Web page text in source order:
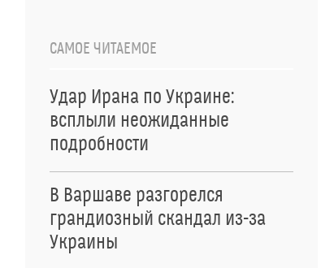
САМОЕ ЧИТАЕМОЕ
Удар Ирана по Украине:
всплыли неожиданные
подробности
В Варшаве разгорелся
грандиозный скандал из-за
Украины